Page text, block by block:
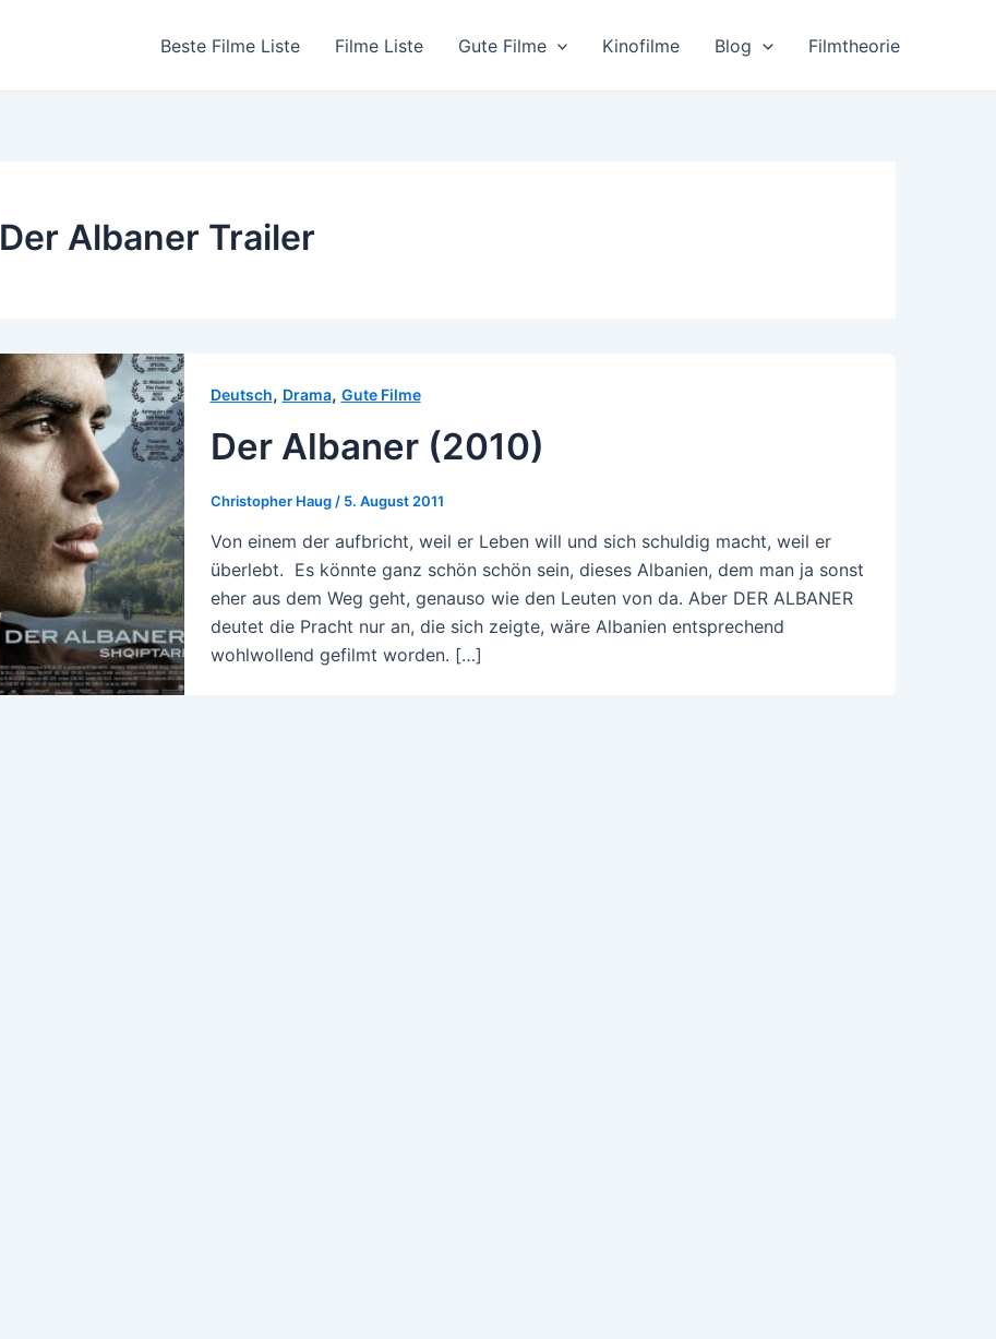
Beste Filme Liste Filme Liste Gute Filme Kinofilme Blog Filmtheorie
Der Albaner Trailer
Deutsch, Drama, Gute Filme
Der Albaner (2010)
Christopher Haug / 5. August 2011
Von einem der aufbricht, weil er Leben will und sich schuldig macht, weil er
überlebt. Es könnte ganz schön schön sein, dieses Albanien, dem man ja sonst
eher aus dem Weg geht, genauso wie den Leuten von da. Aber DER ALBANER
deutet die Pracht nur an, die sich zeigte, wäre Albanien entsprechend
wohlwollend gefilmt worden. […]